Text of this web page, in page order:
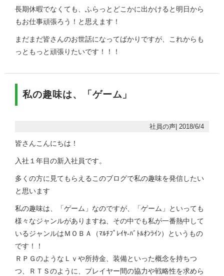
長期休暇でなくても、ふらっとどこかに出かけると明日から
もお仕事頑張ろう！と思えます！
まだまだ皆さんのお世話になってばかりですが、これからも
っともっと頑張りたいです！！！
私の趣味は、「ゲーム」
社員の声| 2018/6/4
皆さんこんにちは！
入社１年目の新入社員です。
多くの方に見てもらえるこのブログで私の趣味を発信したい
と思います
私の趣味は、「ゲーム」なのですが、「ゲーム」といっても
様々なジャンルがありますね、その中でも私が一番熱中して
いるジャンルはＭＯＢＡ（ﾏﾙﾁﾌﾟﾚｲﾔ-ﾊﾞﾄﾙｵﾝﾗｲﾝ）というもの
です！！
ＲＰＧのようなＬｖや所持金、装備といった概念を持ちつ
つ、ＲＴＳのように、プレイヤー間の協力や戦略性を求めら